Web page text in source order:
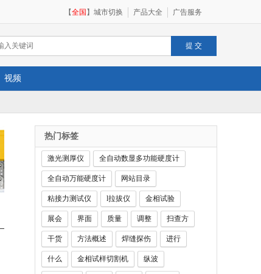
【全国 】 城市切换 产品大全 广告服务
视频
热门标签
激光测厚仪 全自动数显多功能硬度计
全自动万能硬度计 网站目录
粘接力测试仪 l拉拔仪 金相试验
展会 界面 质量 调整 扫查方
干货 方法概述 焊缝探伤 进行
什么 金相试样切割机 纵波